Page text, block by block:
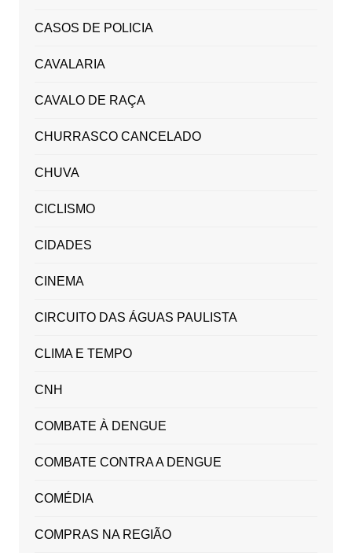
CASOS DE POLICIA
CAVALARIA
CAVALO DE RAÇA
CHURRASCO CANCELADO
CHUVA
CICLISMO
CIDADES
CINEMA
CIRCUITO DAS ÁGUAS PAULISTA
CLIMA E TEMPO
CNH
COMBATE À DENGUE
COMBATE CONTRA A DENGUE
COMÉDIA
COMPRAS NA REGIÃO